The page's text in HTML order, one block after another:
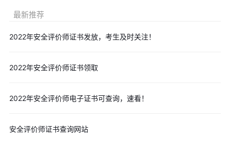
最新推荐
2022年安全评价师证书发放，考生及时关注！
2022年安全评价师证书领取
2022年安全评价师电子证书可查询，速看！
安全评价师证书查询网站